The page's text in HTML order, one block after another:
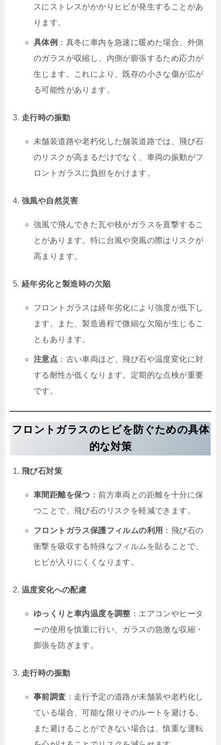
スにストレスがかかりヒビが発生することがあ
ります。
具体例 ：真冬に車内を急速に暖めた場合、外側
のガラスが収縮し、内側が膨張するため応力が
生じます。これにより、既存の小さな傷が広が
る可能性があります。
走行時の振動
未舗装道路や老朽化した舗装道路では、飛び石
のリスクが高まるだけでなく、車両の振動がフ
ロントガラスに負担をかけます。
強風や自然災害
強風で飛んできた瓦や枝がガラスを直撃するこ
とがあります。特に台風や突風の際はリスクが
高まります。
経年劣化と製造時の欠陥
フロントガラスは経年劣化により強度が低下し
ます。また、製造過程で微細な欠陥が生じるこ
ともあります。
注意点 ：古い車両ほど、飛び石や温度変化に対
する耐性が低くなります。定期的な点検が重要
です。
フロントガラスのヒビを防ぐための具体
的な対策
飛び石対策
車間距離を保つ ：前方車両との距離を十分に保
つことで、飛び石のリスクを軽減できます。
フロントガラス保護フィルムの利用 ：飛び石の
衝撃を吸収する特殊なフィルムを貼ることで、
ヒビが入りにくくなります。
温度変化への配慮
ゆっくりと車内温度を調整 ：エアコンやヒータ
ーの使用を慎重に行い、ガラスの急激な収縮・
膨張を防ぎます。
走行時の振動
事前調査 ：走行予定の道路が未舗装や老朽化し
ている場合、可能な限りそのルートを避ける。
また避けることができない場合は、慎重な運転